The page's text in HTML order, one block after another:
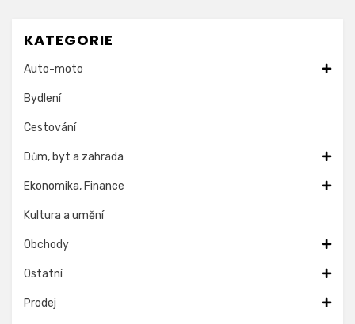
KATEGORIE
Auto-moto
Bydlení
Cestování
Dům, byt a zahrada
Ekonomika, Finance
Kultura a umění
Obchody
Ostatní
Prodej